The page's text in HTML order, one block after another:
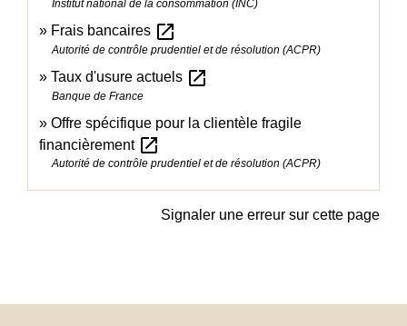
Institut national de la consommation (INC)
Frais bancaires open_in_new
Autorité de contrôle prudentiel et de résolution (ACPR)
Taux d'usure actuels open_in_new
Banque de France
Offre spécifique pour la clientèle fragile
financièrement open_in_new
Autorité de contrôle prudentiel et de résolution (ACPR)
Signaler une erreur sur cette page